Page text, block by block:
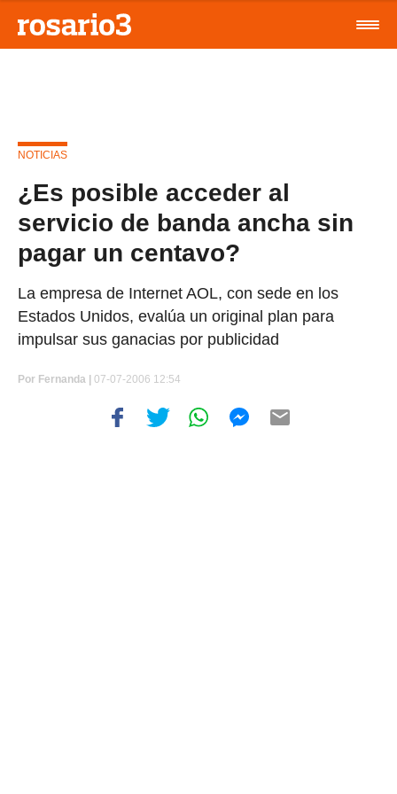
NOTICIAS
¿Es posible acceder al
servicio de banda ancha sin
pagar un centavo?
La empresa de Internet AOL, con sede en los
Estados Unidos, evalúa un original plan para
impulsar sus ganacias por publicidad
Por Fernanda | 07-07-2006 12:54